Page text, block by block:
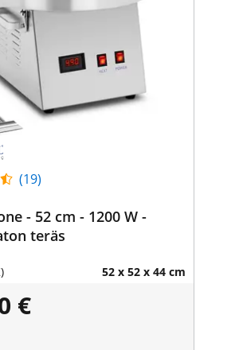
(19)
- 52 cm - 1200 W -
teräs
52 x 52 x 44 cm
€